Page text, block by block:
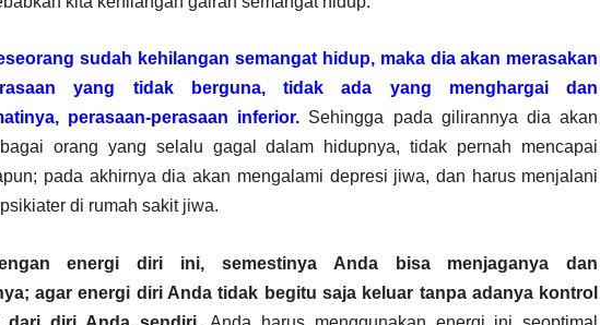
sudah kehilangan semangat hidup, maka dia akan merasakan
yang tidak berguna, tidak ada yang menghargai dan
perasaan-perasaan inferior. Sehingga pada gilirannya dia akan
orang yang selalu gagal dalam hidupnya, tidak pernah mencapai
pada akhirnya dia akan mengalami depresi jiwa, dan harus menjalani
di rumah sakit jiwa.
energi diri ini, semestinya Anda bisa menjaganya dan
agar energi diri Anda tidak begitu saja keluar tanpa adanya kontrol